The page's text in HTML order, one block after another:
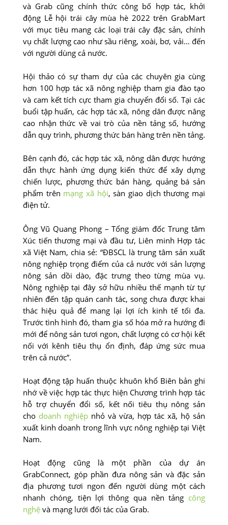
và Grab cũng chính thức công bố hợp tác, khởi
động Lễ hội trái cây mùa hè 2022 trên GrabMart
với mục tiêu mang các loại trái cây đặc sản, chính
vụ chất lượng cao như sầu riêng, xoài, bơ, vải… đến
với người dùng cả nước.
Hội thảo có sự tham dự của các chuyên gia cùng
hơn 100 hợp tác xã nông nghiệp tham gia đào tạo
và cam kết tích cực tham gia chuyển đổi số. Tại các
buổi tập huấn, các hợp tác xã, nông dân được nâng
cao nhận thức về vai trò của nền tảng số, hướng
dẫn quy trình, phương thức bán hàng trên nền tảng.
Bên cạnh đó, các hợp tác xã, nông dân được hướng
dẫn thực hành ứng dụng kiến thức để xây dựng
chiến lược, phương thức bán hàng, quảng bá sản
phẩm trên mạng xã hội, sàn giao dịch thương mại
điện tử.
Ông Vũ Quang Phong – Tổng giám đốc Trung tâm
Xúc tiến thương mại và đầu tư, Liên minh Hợp tác
xã Việt Nam, chia sẻ: “ĐBSCL là trung tâm sản xuất
nông nghiệp trọng điểm của cả nước với sản lượng
nông sản dồi dào, đặc trưng theo từng mùa vụ.
Nông nghiệp tại đây sở hữu nhiều thế mạnh từ tự
nhiên đến tập quán canh tác, song chưa được khai
thác hiệu quả để mang lại lợi ích kinh tế tối đa.
Trước tình hình đó, tham gia số hóa mở ra hướng đi
mới để nông sản tươi ngon, chất lượng có cơ hội kết
nối với kênh tiêu thụ ổn định, đáp ứng sức mua
trên cả nước”.
Hoạt động tập huấn thuộc khuôn khổ Biên bản ghi
nhớ về việc hợp tác thực hiện Chương trình hợp tác
hỗ trợ chuyển đổi số, kết nối tiêu thụ nông sản
cho doanh nghiệp nhỏ và vừa, hợp tác xã, hộ sản
xuất kinh doanh trong lĩnh vực nông nghiệp tại Việt
Nam.
Hoạt động cũng là một phần của dự án
GrabConnect, góp phần đưa nông sản và đặc sản
địa phương tươi ngon đến người dùng một cách
nhanh chóng, tiện lợi thông qua nền tảng công
nghệ và mạng lưới đối tác của Grab.